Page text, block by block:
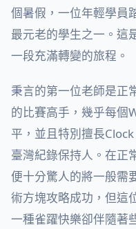
個暑假，一位年輕學員
最元老的學生之一。這
一段充滿轉變的旅程。
秉言的第一位老師是正
的比賽高手，幾乎每個
平，並且特別擅長
臺灣紀錄保持人。在正
便十分驚人的將一般需
術方塊攻略成功，但這
一種雀躍快樂卻伴隨著